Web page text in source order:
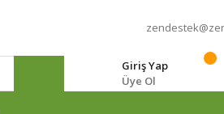
Giriş Yap
Üye Ol